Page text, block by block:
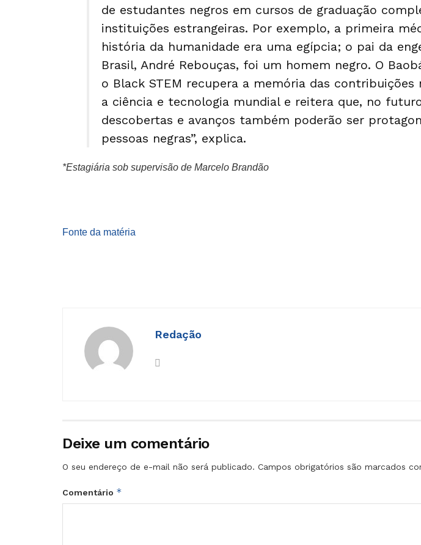
de estudantes negros em cursos de graduação
instituições estrangeiras. Por exemplo, a primeira
história da humanidade era uma egípcia; o pai da
Brasil, André Rebouças, foi um homem negro. O
o Black STEM recupera a memória das contribuições
a ciência e tecnologia mundial e reitera que, no
descobertas e avanços também poderão ser
pessoas negras”, explica.
*Estagiária sob supervisão de Marcelo Brandão
Fonte da matéria
Redação
Deixe um comentário
O seu endereço de e-mail não será publicado. Campos obrigatórios são marcados
Comentário *